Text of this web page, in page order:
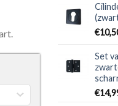
€
Set
€